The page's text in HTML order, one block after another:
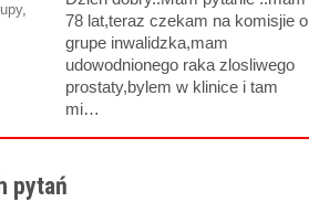
,
78 lat,teraz czekam na komisjie o
grupe inwalidzka,mam
udowodnionego raka zlosliwego
prostaty,bylem w klinice i tam
mi…
pytań